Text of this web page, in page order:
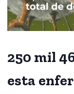
250 mil
esta